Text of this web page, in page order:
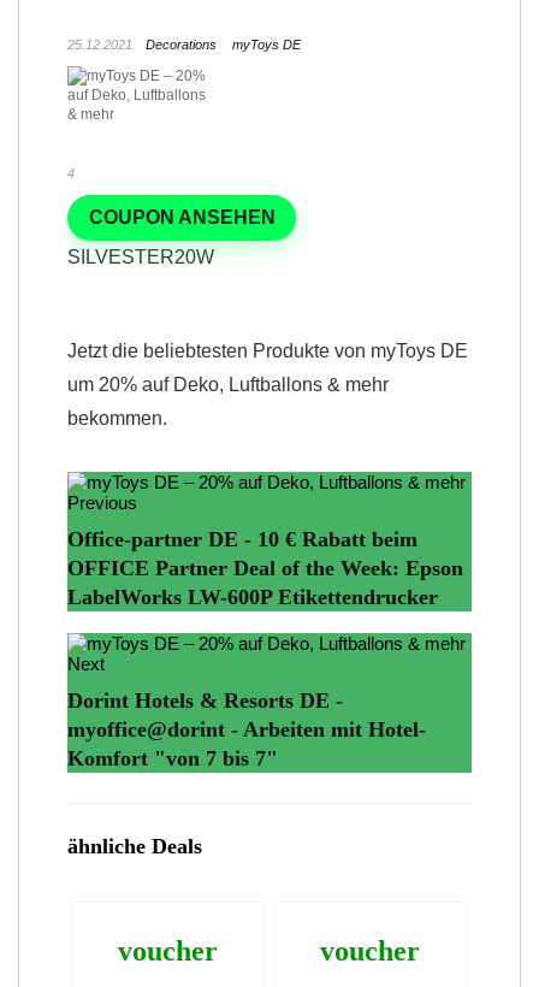
25.12.2021 Decorations myToys DE
4
COUPON ANSEHEN
SILVESTER20W
Jetzt die beliebtesten Produkte von myToys DE
um 20% auf Deko, Luftballons & mehr
bekommen.
Previous
Office-partner DE - 10 € Rabatt beim
OFFICE Partner Deal of the Week: Epson
LabelWorks LW-600P Etikettendrucker
Next
Dorint Hotels & Resorts DE -
myoffice@dorint - Arbeiten mit Hotel-
Komfort "von 7 bis 7"
ähnliche Deals
voucher voucher